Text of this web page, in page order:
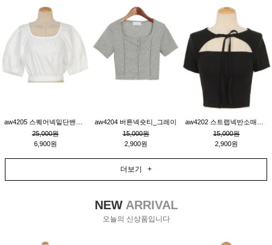
25,000원
6,900원
aw4204 버튼넥숏티_그레이
15,000원
2,900원
15,000원
2,900원
더보기 +
NEWARRIVAL
오늘의 신상품입니다